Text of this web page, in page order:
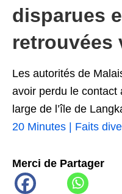
disparues
retrouvées
Les autorités de
avoir perdu le contact
large de l’île de
20 Minutes | Faits
Merci de Partager